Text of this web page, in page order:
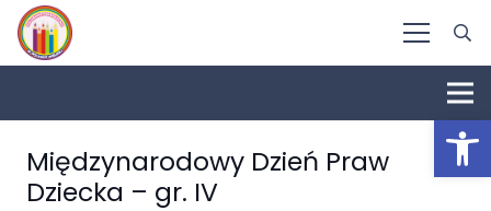
Międzynarodowy Dzień Praw
Dziecka – gr. IV